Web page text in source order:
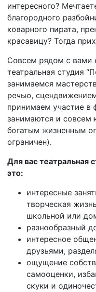
интересного?
благородного
коварного пирата,
красавицу? Тогда
Совсем рядом с вами
театральная студия
занимаемся
речью,
принимаем участие в
занимаются и
богатым жизненным
ограничен).
Для вас театральная
это:
интересные
творческая
школьной или
разнообразный
интересное
друзьями,
ощущение
самооценки,
скуки и